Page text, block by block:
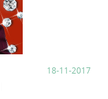
18-11-2017